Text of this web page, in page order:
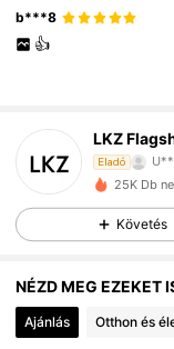
b***8
👍
LKZ
Eladó
4.77
4.77
25K Db
Követés
NÉZD MEG EZEKET
Ajánlás Otthon és